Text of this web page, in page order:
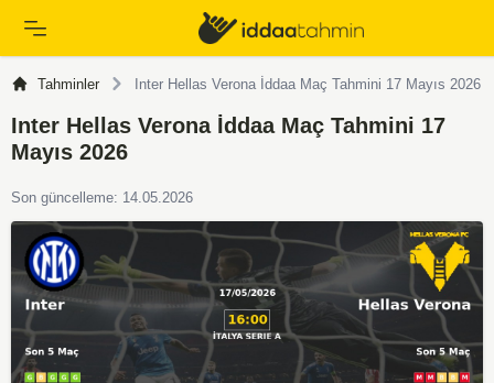
Tahminler Inter Hellas Verona İddaa Maç Tahmini 17 Mayıs 2026
Inter Hellas Verona İddaa Maç Tahmini 17
Mayıs 2026
Son güncelleme: 14.05.2026